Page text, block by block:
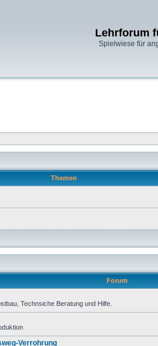
Lehrforum
Spielwiese für
Themen
Forum
Technsiche Beratung und Hilfe.
Verrohrung